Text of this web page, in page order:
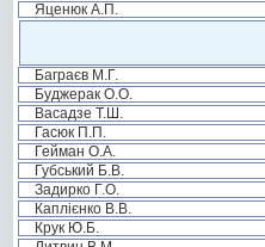
Яценюк А.П.
Баграєв М.Г.
Буджерак О.О.
Васадзе Т.Ш.
Гасюк П.П.
Гейман О.А.
Губський Б.В.
Задирко Г.О.
Каплієнко В.В.
Крук Ю.Б.